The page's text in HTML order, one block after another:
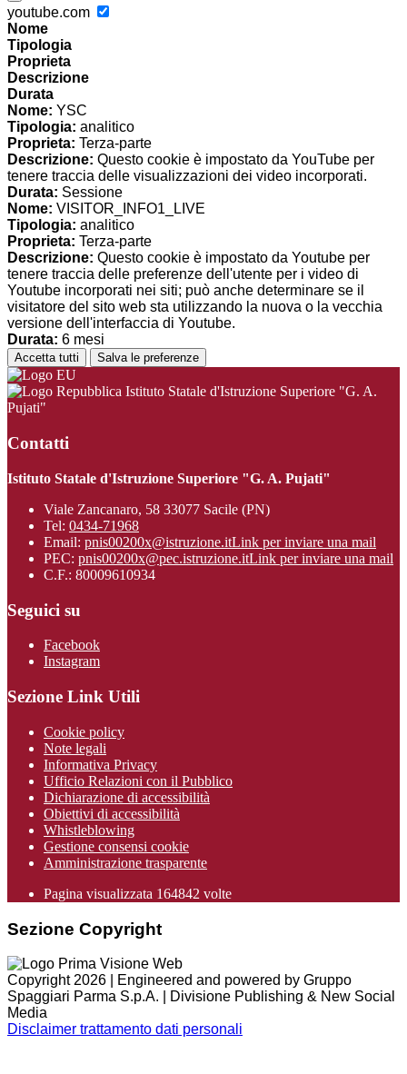
youtube.com
Nome
Tipologia
Proprieta
Descrizione
Durata
Nome: YSC
Tipologia: analitico
Proprieta: Terza-parte
Descrizione: Questo cookie è impostato da YouTube per
tenere traccia delle visualizzazioni dei video incorporati.
Durata: Sessione
Nome: VISITOR_INFO1_LIVE
Tipologia: analitico
Proprieta: Terza-parte
Descrizione: Questo cookie è impostato da Youtube per
tenere traccia delle preferenze dell'utente per i video di
Youtube incorporati nei siti; può anche determinare se il
visitatore del sito web sta utilizzando la nuova o la vecchia
versione dell'interfaccia di Youtube.
Durata: 6 mesi
Accetta tutti Salva le preferenze
Istituto Statale d'Istruzione Superiore "G. A.
Pujati"
Contatti
Istituto Statale d'Istruzione Superiore "G. A. Pujati"
Viale Zancanaro, 58 33077 Sacile (PN)
Tel: 0434-71968
Email: pnis00200x@istruzione.itLink per inviare una mail
PEC: pnis00200x@pec.istruzione.itLink per inviare una mail
C.F.: 80009610934
Seguici su
Facebook
Instagram
Sezione Link Utili
Cookie policy
Note legali
Informativa Privacy
Ufficio Relazioni con il Pubblico
Dichiarazione di accessibilità
Obiettivi di accessibilità
Whistleblowing
Gestione consensi cookie
Amministrazione trasparente
Pagina visualizzata 164842 volte
Sezione Copyright
Copyright 2026 | Engineered and powered by Gruppo
Spaggiari Parma S.p.A. | Divisione Publishing & New Social
Media
Disclaimer trattamento dati personali